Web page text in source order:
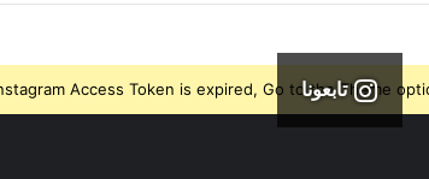
تابعونا
Access Token is expired, Go to the Theme